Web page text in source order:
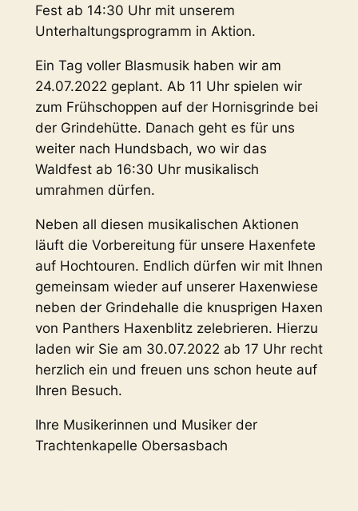
Fest ab 14:30 Uhr mit unserem
Unterhaltungsprogramm in Aktion.
Ein Tag voller Blasmusik haben wir am
24.07.2022 geplant. Ab 11 Uhr spielen wir
zum Frühschoppen auf der Hornisgrinde bei
der Grindehütte. Danach geht es für uns
weiter nach Hundsbach, wo wir das
Waldfest ab 16:30 Uhr musikalisch
umrahmen dürfen.
Neben all diesen musikalischen Aktionen
läuft die Vorbereitung für unsere Haxenfete
auf Hochtouren. Endlich dürfen wir mit Ihnen
gemeinsam wieder auf unserer Haxenwiese
neben der Grindehalle die knusprigen Haxen
von Panthers Haxenblitz zelebrieren. Hierzu
laden wir Sie am 30.07.2022 ab 17 Uhr recht
herzlich ein und freuen uns schon heute auf
Ihren Besuch.
Ihre Musikerinnen und Musiker der
Trachtenkapelle Obersasbach